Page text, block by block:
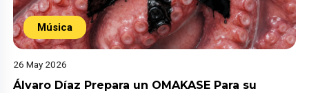
Música
26 May 2026
Álvaro Díaz Prepara un OMAKASE Para su